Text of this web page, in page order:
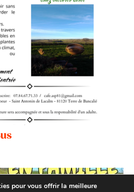
pour vous offrir la meilleure